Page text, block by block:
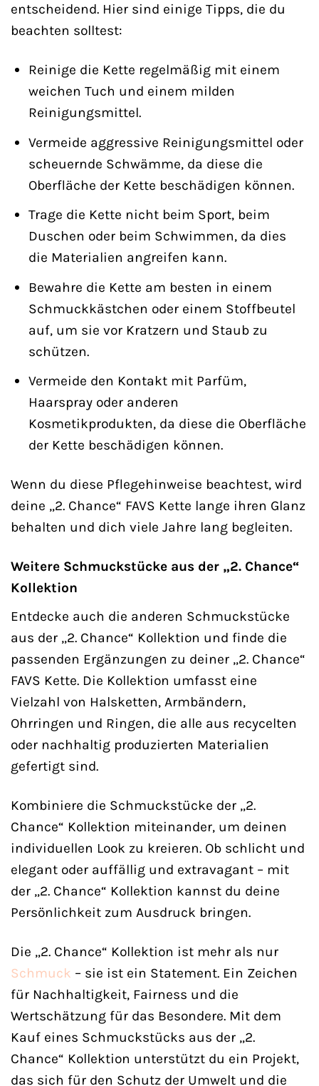
entscheidend. Hier sind einige Tipps, die du
beachten solltest:
Reinige die Kette regelmäßig mit einem
weichen Tuch und einem milden
Reinigungsmittel.
Vermeide aggressive Reinigungsmittel oder
scheuernde Schwämme, da diese die
Oberfläche der Kette beschädigen können.
Trage die Kette nicht beim Sport, beim
Duschen oder beim Schwimmen, da dies
die Materialien angreifen kann.
Bewahre die Kette am besten in einem
Schmuckkästchen oder einem Stoffbeutel
auf, um sie vor Kratzern und Staub zu
schützen.
Vermeide den Kontakt mit Parfüm,
Haarspray oder anderen
Kosmetikprodukten, da diese die Oberfläche
der Kette beschädigen können.
Wenn du diese Pflegehinweise beachtest, wird
deine „2. Chance“ FAVS Kette lange ihren Glanz
behalten und dich viele Jahre lang begleiten.
Weitere Schmuckstücke aus der „2. Chance“
Kollektion
Entdecke auch die anderen Schmuckstücke
aus der „2. Chance“ Kollektion und finde die
passenden Ergänzungen zu deiner „2. Chance“
FAVS Kette. Die Kollektion umfasst eine
Vielzahl von Halsketten, Armbändern,
Ohrringen und Ringen, die alle aus recycelten
oder nachhaltig produzierten Materialien
gefertigt sind.
Kombiniere die Schmuckstücke der „2.
Chance“ Kollektion miteinander, um deinen
individuellen Look zu kreieren. Ob schlicht und
elegant oder auffällig und extravagant – mit
der „2. Chance“ Kollektion kannst du deine
Persönlichkeit zum Ausdruck bringen.
Die „2. Chance“ Kollektion ist mehr als nur
Schmuck – sie ist ein Statement. Ein Zeichen
für Nachhaltigkeit, Fairness und die
Wertschätzung für das Besondere. Mit dem
Kauf eines Schmuckstücks aus der „2.
Chance“ Kollektion unterstützt du ein Projekt,
das sich für den Schutz der Umwelt und die